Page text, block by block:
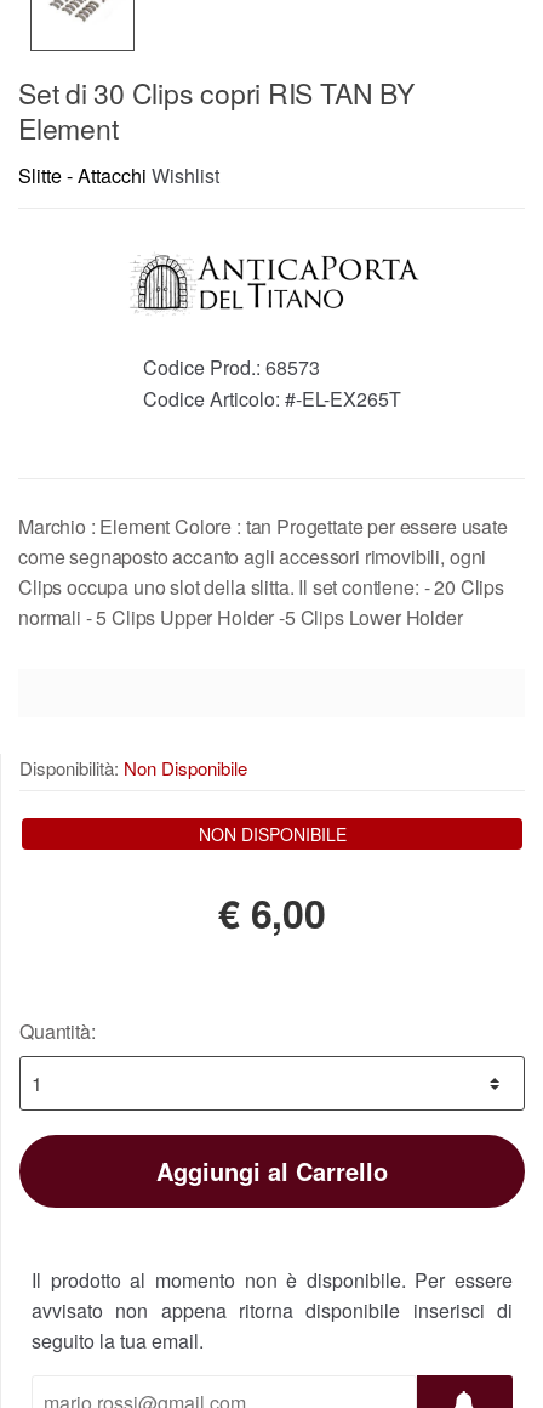
Set di 30 Clips copri RIS TAN BY
Element
Slitte - Attacchi Wishlist
Codice Prod.: 68573
Codice Articolo: #-EL-EX265T
Marchio : Element Colore : tan Progettate per essere usate
come segnaposto accanto agli accessori rimovibili, ogni
Clips occupa uno slot della slitta. Il set contiene: - 20 Clips
normali - 5 Clips Upper Holder -5 Clips Lower Holder
Disponibilità: Non Disponibile
NON DISPONIBILE
€ 6,00
Quantità:
Aggiungi al Carrello
Il prodotto al momento non è disponibile. Per essere
avvisato non appena ritorna disponibile inserisci di
seguito la tua email.